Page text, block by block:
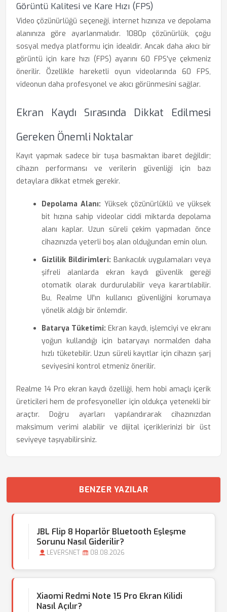
Görüntü Kalitesi ve Kare Hızı (FPS)
Video çözünürlüğü seçeneği, internet hızınıza ve depolama
alanınıza göre ayarlanmalıdır. 1080p çözünürlük, çoğu
sosyal medya platformu için idealdir. Ancak daha akıcı bir
görüntü için kare hızı (FPS) ayarını 60 FPS'ye çekmeniz
önerilir. Özellikle hareketli oyun videolarında 60 FPS,
videonun daha profesyonel ve akıcı görünmesini sağlar.
Ekran Kaydı Sırasında Dikkat Edilmesi
Gereken Önemli Noktalar
Kayıt yapmak sadece bir tuşa basmaktan ibaret değildir;
cihazın performansı ve verilerin güvenliği için bazı
detaylara dikkat etmek gerekir.
Depolama Alanı: Yüksek çözünürlüklü ve yüksek
bit hızına sahip videolar ciddi miktarda depolama
alanı kaplar. Uzun süreli çekim yapmadan önce
cihazınızda yeterli boş alan olduğundan emin olun.
Gizlilik Bildirimleri: Bankacılık uygulamaları veya
şifreli alanlarda ekran kaydı güvenlik gereği
otomatik olarak durdurulabilir veya karartılabilir.
Bu, Realme UI'ın kullanıcı güvenliğini korumaya
yönelik aldığı bir önlemdir.
Batarya Tüketimi: Ekran kaydı, işlemciyi ve ekranı
yoğun kullandığı için bataryayı normalden daha
hızlı tüketebilir. Uzun süreli kayıtlar için cihazın şarj
seviyesini kontrol etmeniz önerilir.
Realme 14 Pro ekran kaydı özelliği, hem hobi amaçlı içerik
üreticileri hem de profesyoneller için oldukça yetenekli bir
araçtır. Doğru ayarları yapılandırarak cihazınızdan
maksimum verimi alabilir ve dijital içeriklerinizi bir üst
seviyeye taşıyabilirsiniz.
BENZER YAZILAR
JBL Flip 8 Hoparlör Bluetooth Eşleşme
Sorunu Nasıl Giderilir?
LEVERSNET 08.08.2026
Xiaomi Redmi Note 15 Pro Ekran Kilidi
Nasıl Açılır?